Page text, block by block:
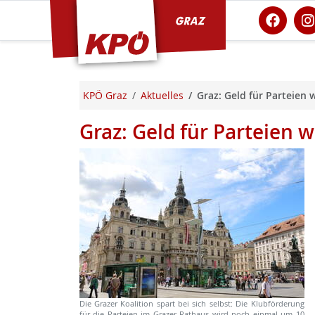
KPÖ Graz Aktuelles Graz: Geld für Parteien
Graz: Geld für Parteien
Die Grazer Koalition spart bei sich selbst: Die Klubförderung